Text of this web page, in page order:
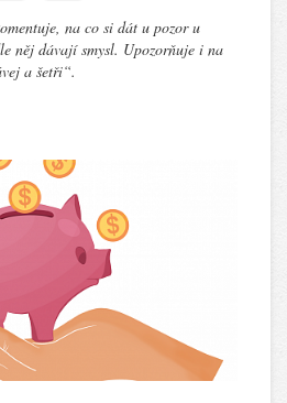
na co si dát u pozor u
něj dávají smysl. Upozorňuje i na
a šetři“.